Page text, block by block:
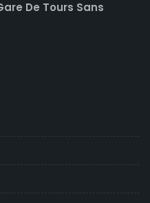
De Tours Sans